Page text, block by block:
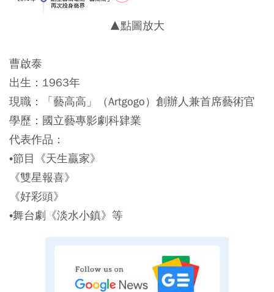
▲點圖放大
曹啟泰
出生：1963年
現職：「藝高高」（Artgogo）創辦人兼首席藝術官
學歷：國立藝專影劇科肄業
代表作品：
•節目《天生贏家》
《雙星報喜》
《好彩頭》
•舞台劇《淡水小鎮》等